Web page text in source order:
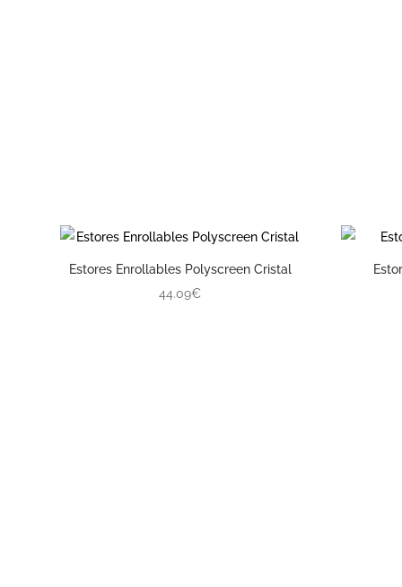
Estores Enrollables Polyscreen Cristal
44.09€